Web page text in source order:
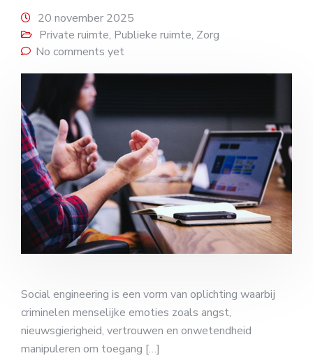
20 november 2025
Private ruimte, Publieke ruimte, Zorg
No comments yet
Social engineering is een vorm van oplichting waarbij
criminelen menselijke emoties zoals angst,
nieuwsgierigheid, vertrouwen en onwetendheid
manipuleren om toegang […]